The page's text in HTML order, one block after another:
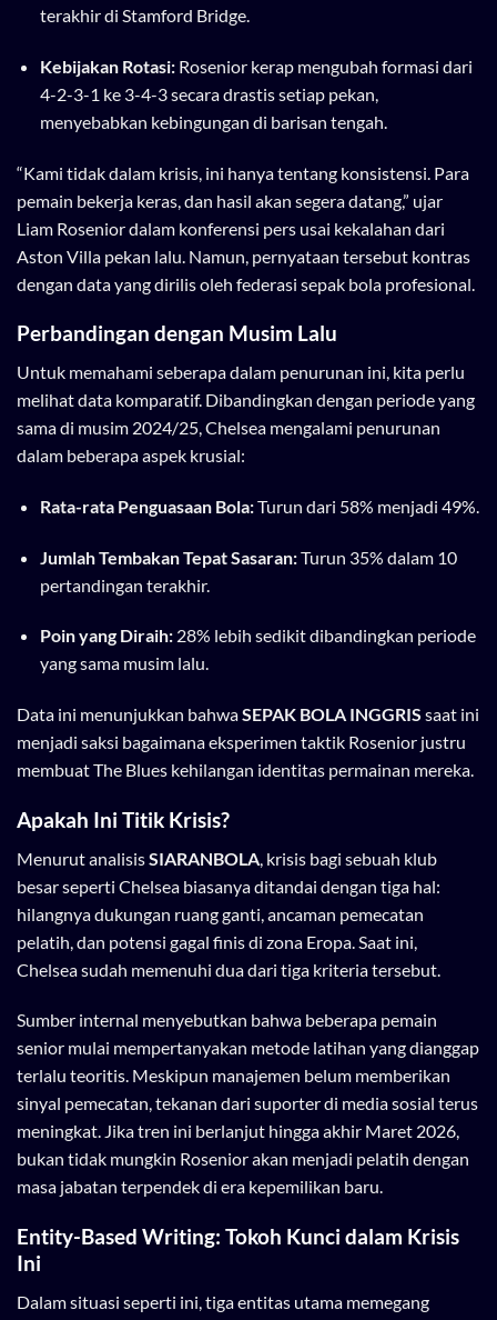
terakhir di Stamford Bridge.
Kebijakan Rotasi:Rosenior kerap mengubah formasi dari
4-2-3-1 ke 3-4-3 secara drastis setiap pekan,
menyebabkan kebingungan di barisan tengah.
“Kami tidak dalam krisis, ini hanya tentang konsistensi. Para
pemain bekerja keras, dan hasil akan segera datang,” ujar
Liam Rosenior dalam konferensi pers usai kekalahan dari
Aston Villa pekan lalu. Namun, pernyataan tersebut kontras
dengan data yang dirilis oleh federasi sepak bola profesional.
Perbandingan dengan Musim Lalu
Untuk memahami seberapa dalam penurunan ini, kita perlu
melihat data komparatif. Dibandingkan dengan periode yang
sama di musim 2024/25, Chelsea mengalami penurunan
dalam beberapa aspek krusial:
Rata-rata Penguasaan Bola:Turun dari 58% menjadi 49%.
Jumlah Tembakan Tepat Sasaran:Turun 35% dalam 10
pertandingan terakhir.
Poin yang Diraih:28% lebih sedikit dibandingkan periode
yang sama musim lalu.
Data ini menunjukkan bahwaSEPAK BOLA INGGRIS saat ini
menjadi saksi bagaimana eksperimen taktik Rosenior justru
membuat The Blues kehilangan identitas permainan mereka.
Apakah Ini Titik Krisis?
Menurut analisisSIARANBOLA , krisis bagi sebuah klub
besar seperti Chelsea biasanya ditandai dengan tiga hal:
hilangnya dukungan ruang ganti, ancaman pemecatan
pelatih, dan potensi gagal finis di zona Eropa. Saat ini,
Chelsea sudah memenuhi dua dari tiga kriteria tersebut.
Sumber internal menyebutkan bahwa beberapa pemain
senior mulai mempertanyakan metode latihan yang dianggap
terlalu teoritis. Meskipun manajemen belum memberikan
sinyal pemecatan, tekanan dari suporter di media sosial terus
meningkat. Jika tren ini berlanjut hingga akhir Maret 2026,
bukan tidak mungkin Rosenior akan menjadi pelatih dengan
masa jabatan terpendek di era kepemilikan baru.
Entity-Based Writing: Tokoh Kunci dalam Krisis
Ini
Dalam situasi seperti ini, tiga entitas utama memegang